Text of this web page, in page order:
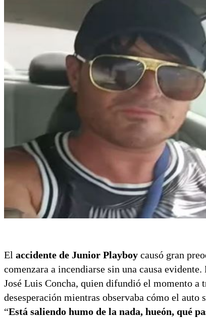
El accidente de Junior Playboy causó gran
comenzara a incendiarse sin una causa
José Luis Concha, quien difundió el momento a
desesperación mientras observaba cómo el auto
“Está saliendo humo de la nada, hueón, qué